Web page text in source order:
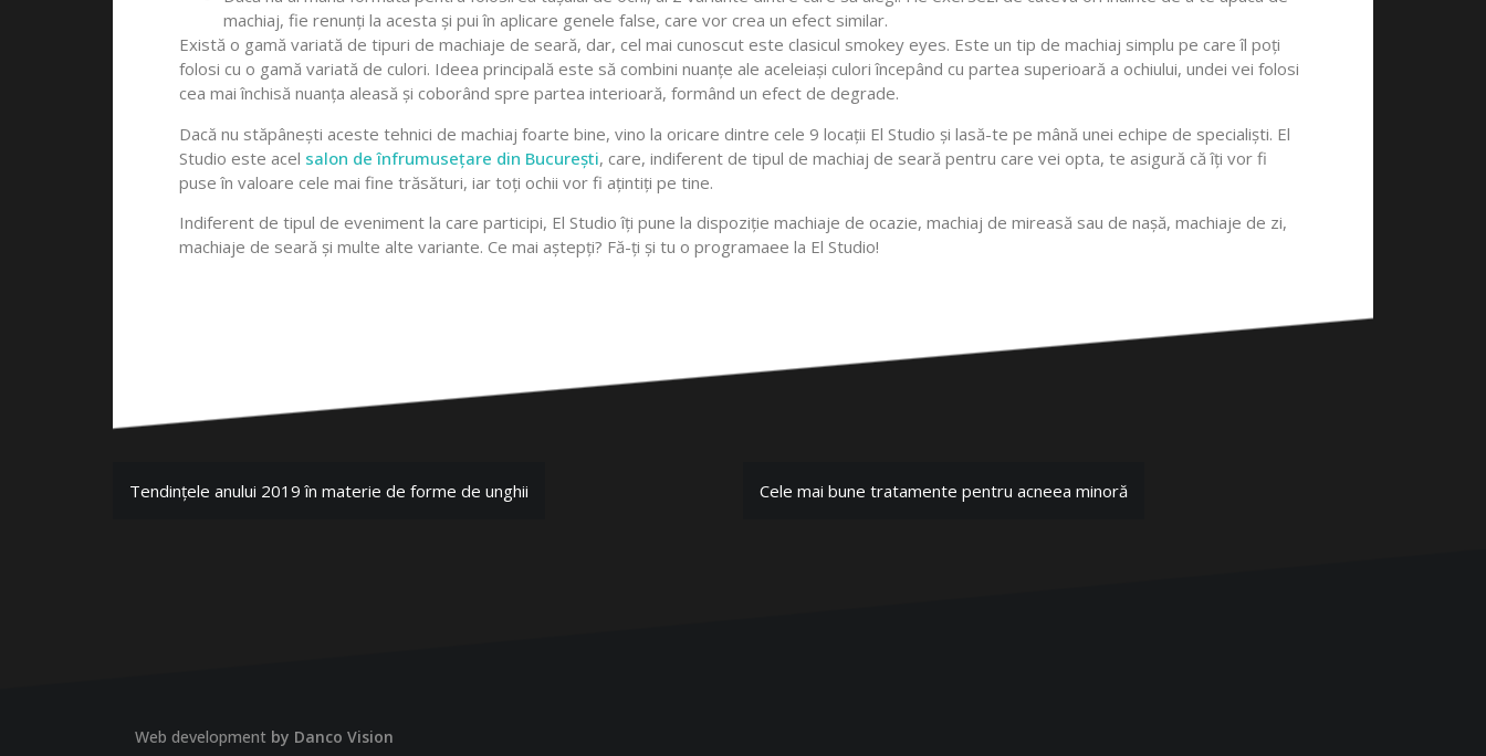
machiaj, fie renunți la acesta și pui în aplicare genele false, care vor crea un efect similar.
Există o gamă variată de tipuri de machiaje de seară, dar, cel mai cunoscut este clasicul smokey eyes. Este un tip de machiaj simplu pe care îl poți
folosi cu o gamă variată de culori. Ideea principală este să combini nuanțe ale aceleiași culori începând cu partea superioară a ochiului, undei vei folosi
cea mai închisă nuanța aleasă și coborând spre partea interioară, formând un efect de degrade.
Dacă nu stăpânești aceste tehnici de machiaj foarte bine, vino la oricare dintre cele 9 locații El Studio și lasă-te pe mână unei echipe de specialiști. El
Studio este acel salon de înfrumusețare din București, care, indiferent de tipul de machiaj de seară pentru care vei opta, te asigură că îți vor fi
puse în valoare cele mai fine trăsături, iar toți ochii vor fi ațintiți pe tine.
Indiferent de tipul de eveniment la care participi, El Studio îți pune la dispoziție machiaje de ocazie, machiaj de mireasă sau de nașă, machiaje de zi,
machiaje de seară și multe alte variante. Ce mai aștepți? Fă-ți și tu o programaee la El Studio!
Tendințele anului 2019 în materie de forme de unghii Cele mai bune tratamente pentru acneea minoră
Web development by Danco Vision